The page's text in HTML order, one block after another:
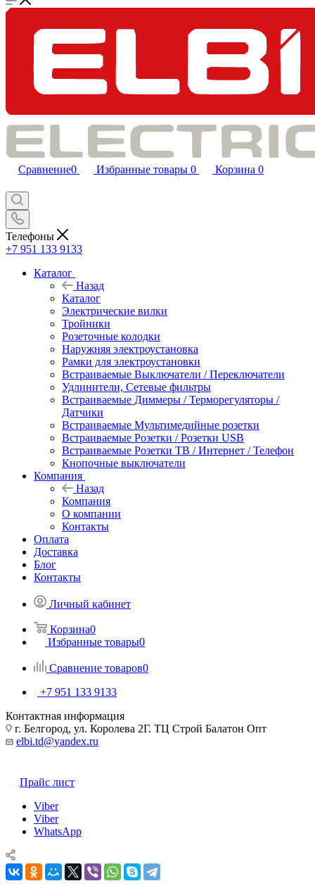
Сравнение0 Избранные товары 0 Корзина 0
Телефоны
+7 951 133 9133
Каталог
Назад
Каталог
Электрические вилки
Тройники
Розеточные колодки
Наружняя электроустановка
Рамки для электроустановки
Встраиваемые Выключатели / Переключатели
Удлинители, Сетевые фильтры
Встраиваемые Диммеры / Терморегуляторы /
Датчики
Встраиваемые Мультимедийные розетки
Встраиваемые Розетки / Розетки USB
Встраиваемые Розетки ТВ / Интернет / Телефон
Кнопочные выключатели
Компания
Назад
Компания
О компании
Контакты
Оплата
Доставка
Блог
Контакты
Личный кабинет
Корзина0
Избранные товары0
Сравнение товаров0
+7 951 133 9133
Контактная информация
г. Белгород, ул. Королева 2Г. ТЦ Строй Балатон Опт
elbi.td@yandex.ru
Прайс лист
Viber
Viber
WhatsApp